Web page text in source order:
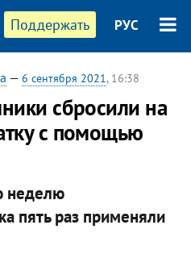
Поддержать РУС
— 6 сентября 2021, 16:38
сбросили на
с помощью
неделю
пять раз применяли